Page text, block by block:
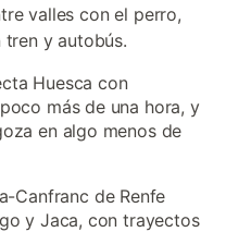
valles con el perro,
tren y autobús.
Huesca con
más de una hora, y
en algo menos de
Canfranc de Renfe
y Jaca, con trayectos